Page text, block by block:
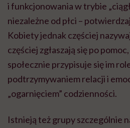
i funkcjonowania w trybie
niezależne od płci –
Kobiety jednak częściej
częściej zgłaszają się po
społecznie przypisuje się im
podtrzymywaniem relacji i
„ogarnięciem” codzienności.
Istnieją też grupy szczególnie